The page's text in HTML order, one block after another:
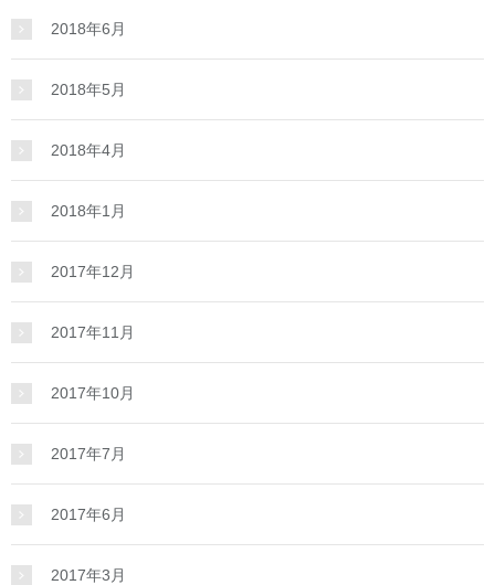
2018年6月
2018年5月
2018年4月
2018年1月
2017年12月
2017年11月
2017年10月
2017年7月
2017年6月
2017年3月